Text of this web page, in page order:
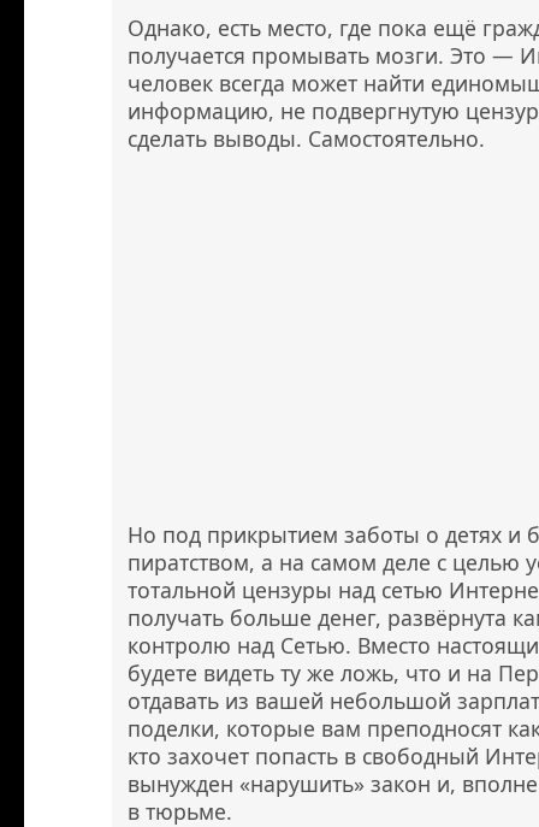
Однако, есть место, где пока ещё
получается промывать мозги. Это —
человек всегда может найти
информацию, не подвергнутую
сделать выводы. Самостоятельно.
Но под прикрытием заботы о детях и
пиратством, а на самом деле с целью
тотальной цензуры над сетью
получать больше денег, развёрнута
контролю над Сетью. Вместо
будете видеть ту же ложь, что и на
отдавать из вашей небольшой
поделки, которые вам преподносят как
кто захочет попасть в свободный
вынужден «нарушить» закон и,
в тюрьме.